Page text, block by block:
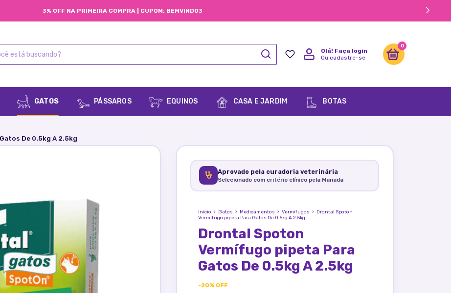
3% OFF NA PRIMEIRA COMPRA | CUPOM: BEMVINDO3
Olá! Faça login
Ou cadastre-se
0
GATOS PÁSSAROS EQUINOS CASA E JARDIM BOTAS
De 0.5kg A 2.5kg
Aprovado pela curadoria veterinária
Selecionado com critério clínico pela Manada
Início › Gatos › Medicamentos › Vermífugos › Drontal Spoton
Vermífugo pipeta Para Gatos De 0.5kg A 2.5kg
Drontal Spoton
Vermífugo pipeta Para
Gatos De 0.5kg A 2.5kg
-20% OFF